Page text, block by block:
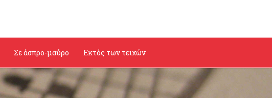
Σε άσπρο-μαύρο Εκτός των τειχών